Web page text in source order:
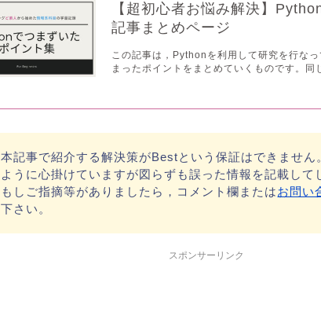
【超初心者お悩み解決】
記事まとめページ
この記事は，Pythonを利用して研究を行な
まったポイントをまとめていくものです。同
本記事で紹介する解決策がBestという保証はできません
ように心掛けていますが図らずも誤った情報を記載して
もしご指摘等がありましたら，コメント欄またはお問い
下さい。
スポンサーリンク